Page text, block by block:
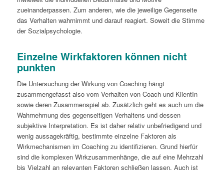
zueinanderpassen. Zum anderen, wie die jeweilige Gegenseite
das Verhalten wahrnimmt und darauf reagiert. Soweit die Stimme
der Sozialpsychologie.
Einzelne Wirkfaktoren können nicht
punkten
Die Untersuchung der Wirkung von Coaching hängt
zusammengefasst also vom Verhalten von Coach und KlientIn
sowie deren Zusammenspiel ab. Zusätzlich geht es auch um die
Wahrnehmung des gegenseitigen Verhaltens und dessen
subjektive Interpretation. Es ist daher relativ unbefriedigend und
wenig aussagekräftig, bestimmte einzelne Faktoren als
Wirkmechanismen im Coaching zu identifizieren. Grund hierfür
sind die komplexen Wirkzusammenhänge, die auf eine Mehrzahl
bis Vielzahl an relevanten Faktoren schließen lassen. Auch ist